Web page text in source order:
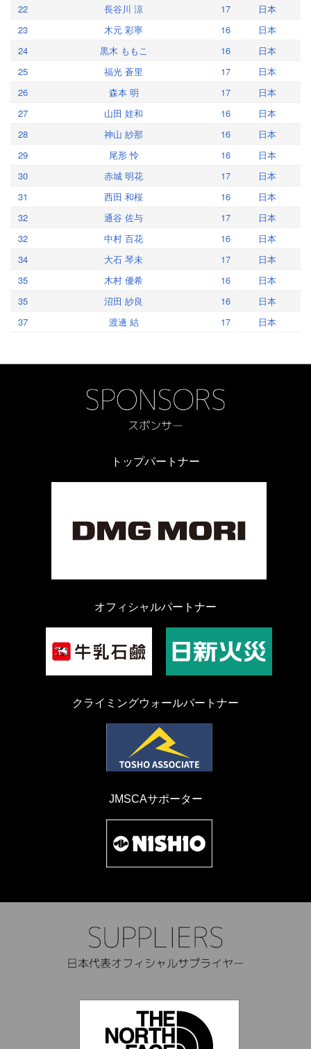
22
長谷川 涼 17
日本
23
木元 彩寧 16
日本
24
黒木 ももこ 16
日本
25
福光 蒼里 17
日本
26
森本 明 17
日本
27
山田 娃和 16
日本
28
神山 紗那 16
日本
29
尾形 怜 16
日本
30
赤城 明花 17
日本
31
西田 和桜 16
日本
32
通谷 佐与 17
日本
32
中村 百花 16
日本
34
大石 琴未 17
日本
35
木村 優希 16
日本
35
沼田 紗良 16
日本
37
渡邊 結 17 日本
トップパートナー
オフィシャルパートナー
クライミングウォールパートナー
JMSCAサポーター